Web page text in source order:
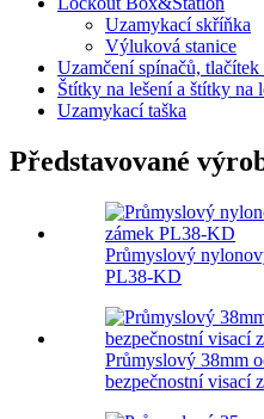
Uzamykací skříňka
Výluková stanice
Uzamčení spínačů, tlačítek
Štítky na lešení a štítky na
Uzamykací taška
Představované
Průmyslový
PL38-KD
Průmyslový 38mm
bezpečnostní visací